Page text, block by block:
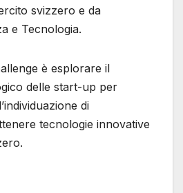
svizzero e da
e Tecnologia.
è esplorare il
delle start-up per
di
tecnologie innovative